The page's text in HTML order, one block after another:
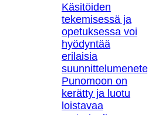
Käsitöiden
tekemisessä ja
opetuksessa voi
hyödyntää
erilaisia
Punomoon on
kerätty ja luotu
loistavaa